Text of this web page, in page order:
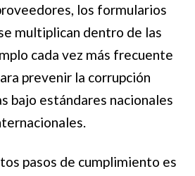
los formularios
multiplican dentro de las
cada vez más frecuente
prevenir la corrupción
bajo estándares nacionales
pasos de cumplimiento es